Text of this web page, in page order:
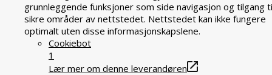
grunnleggende funksjoner som side navigasjon og tilgang
sikre områder av nettstedet. Nettstedet kan ikke fungere
optimalt uten disse informasjonskapslene.
Cookiebot
1
Lær mer om denne leverandøren